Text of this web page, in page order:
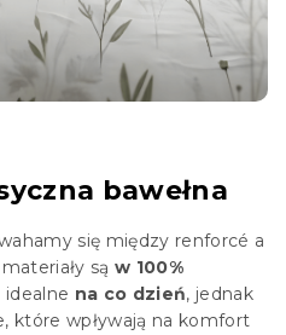
bawełna
się między renforcé a
sąw 100%
idealne na co dzień, jednak
które wpływają na komfort